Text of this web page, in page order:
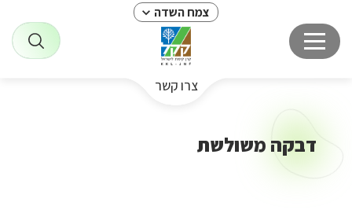
צמח השדה
צרו קשר
דבקה משולשת